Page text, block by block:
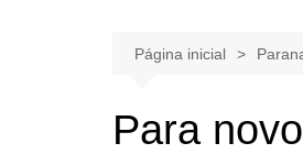
Página inicial
Para